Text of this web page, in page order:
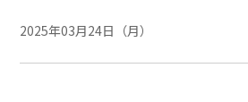
2025年03月24日（月）